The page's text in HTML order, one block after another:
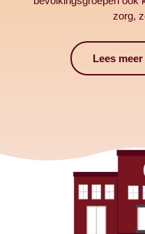
zorg,
Lees meer